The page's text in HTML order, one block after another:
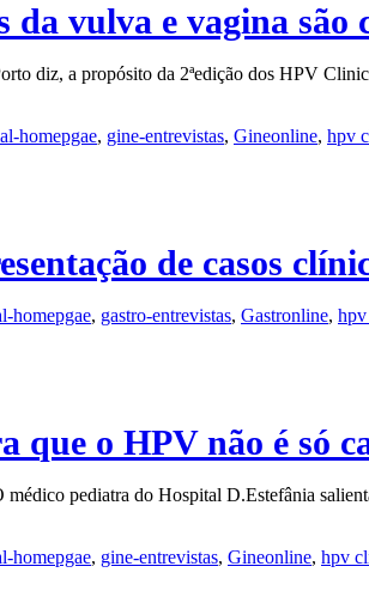
vulva e vagina são
diz, a propósito da 2ªedição dos HPV
homepgae, gine-entrevistas, Gineonline, hpv
de casos
homepgae, gastro-entrevistas, Gastronline, hpv
que o HPV não é só
pediatra do Hospital D.Estefânia
homepgae, gine-entrevistas, Gineonline, hpv